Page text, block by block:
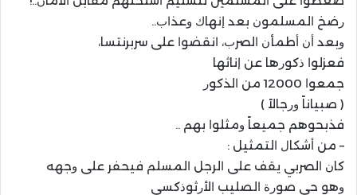
ﺭﺿﺦ ﺍﻟﻤﺴﻠﻤﻮﻥ ﺑﻌﺪ ﺇﻧﻬﺎﻙ ﻭﻋﺬﺍﺏ..
ﻭﺑﻌﺪ ﺃﻥ ﺃﻃﻤﺄﻥ ﺍﻟﺼﺮﺏ، ﺍﻧﻘﻀﻮﺍ ﻋﻠﻰ ﺳﺮﺑﺮﻧﺘﺴﺎ،
ﻓﻌﺰﻟﻮﺍ ﺫﻛﻮﺭﻫﺎ ﻋﻦ ﺇﻧﺎﺛﻬﺎ
ﺟﻤﻌﻮﺍ 12000 ﻣﻦ ﺍﻟﺬﻛﻮﺭ
( ﺻﺒﻴﺎﻧﺎً ﻭﺭﺟﺎﻻً )
ﻓﺬﺑﺤﻮﻫﻢ ﺟﻤﻴﻌﺎً ﻭﻣﺜﻠﻮﺍ ﺑﻬﻢ ..
– ﻣﻦ ﺃﺷﻜﺎﻝ ﺍﻟﺘﻤﺜﻴﻞ :
ﻛﺎﻥ ﺍﻟﺼﺮﺑﻲ ﻳﻘﻒ ﻋﻠﻰ ﺍﻟﺮﺟﻞ ﺍﻟﻤﺴﻠﻢ ﻓﻴﺤﻔﺮ ﻋﻠﻰ ﻭﺟﻬﻪ
ﻭﻫﻮ ﺣﻲ ﺻﻮﺭﺓ ﺍﻟﺼﻠﻴﺐ ﺍﻷﺭﺛﻮﺫﻛﺴﻲ